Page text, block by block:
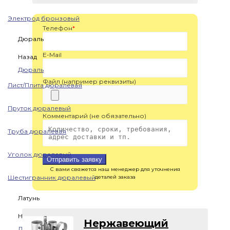
Электрод бронзовый
Дюраль
Назад
Дюраль
Лист/Плита дюралевая
Пруток дюралевый
Труба дюралевая
Уголок дюралевый
Шестигранник дюралевый
Латунь
Назад
Телефон*
E-Mail
Файл (например реквизиты)
Комментарий (не обязательно)
Отправить заявку
С вами свяжется наш менеджер для уточнения
деталей заказа
Нержавеющий